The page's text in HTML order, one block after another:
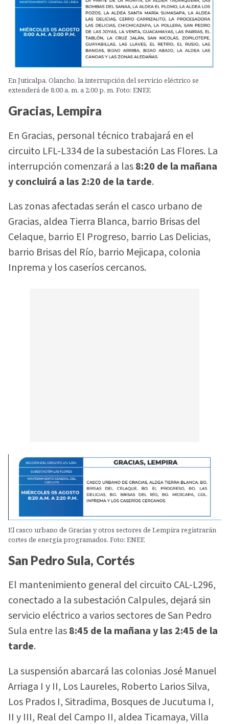
En Juticalpa, Olancho, la interrupción del servicio eléctrico se
extenderá de 8:00 a. m. a 2:00 p. m. Foto: ENEE
Gracias, Lempira
En Gracias, personal técnico trabajará en el
circuito LFL-L334 de la subestación Las Flores. La
interrupción comenzará a las8:20 de la mañana
y concluirá a las 2:20 de la tarde.
Las zonas afectadas serán el casco urbano de
Gracias, aldea Tierra Blanca, barrio Brisas del
Celaque, barrio El Progreso, barrio Las Delicias,
barrio Brisas del Río, barrio Mejicapa, colonia
Inprema y los caseríos cercanos.
El casco urbano de Gracias y otros sectores de Lempira registrarán
cortes de energía programados. Foto: ENEE
San Pedro Sula, Cortés
El mantenimiento general del circuito CAL-L296,
conectado a la subestación Calpules, dejará sin
servicio eléctrico a varios sectores de San Pedro
Sula entre las8:45 de la mañana y las 2:45 de la
tarde.
La suspensión abarcará las colonias José Manuel
Arriaga I y II, Los Laureles, Roberto Larios Silva,
Los Prados I, Sitradima, Bosques de Jucutuma I,
II y III, Real del Campo II, aldea Ticamaya, Villa